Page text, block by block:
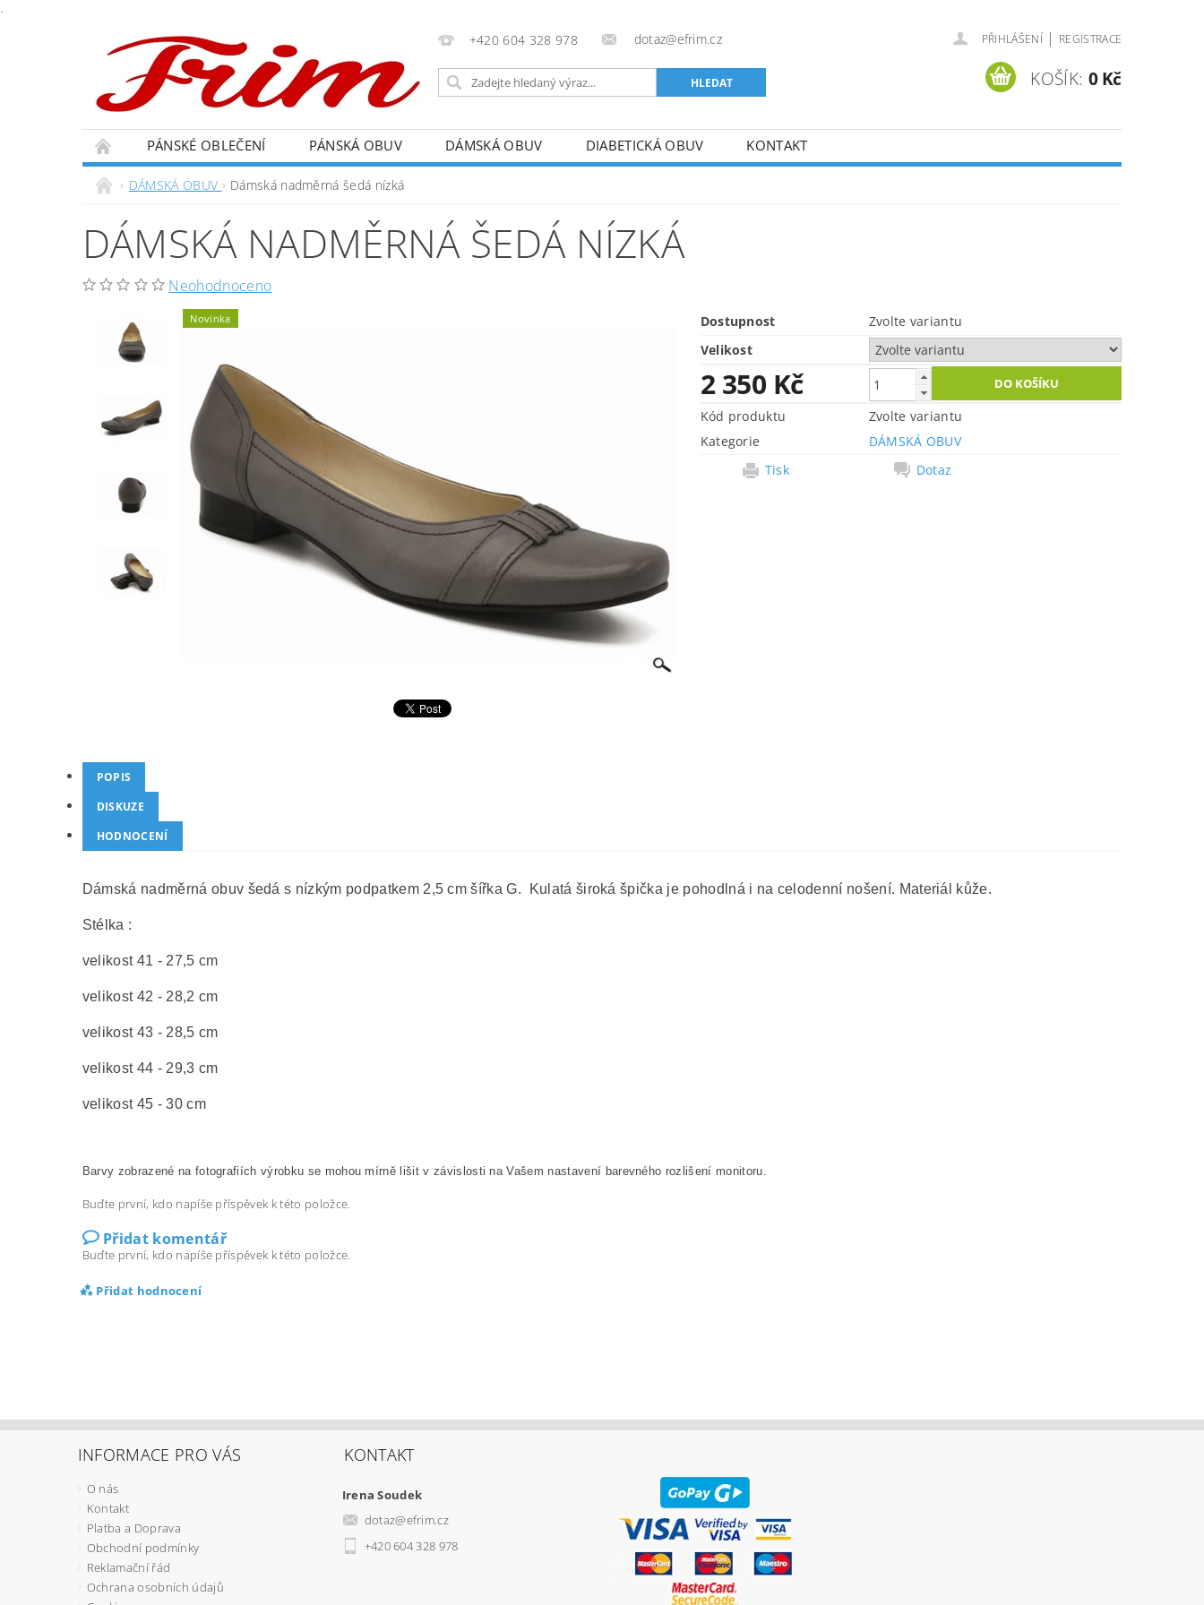
.
+420 604 328 978 dotaz@efrim.cz PŘIHLÁŠENÍ | REGISTRACE
KOŠÍK: 0 Kč
PÁNSKÉ OBLEČENÍ PÁNSKÁ OBUV DÁMSKÁ OBUV DIABETICKÁ OBUV KONTAKT
DÁMSKÁ OBUV Dámská nadměrná šedá nízká
DÁMSKÁ NADMĚRNÁ ŠEDÁ NÍZKÁ
Neohodnoceno
Novinka Dostupnost
Zvolte variantu
Velikost
2 350 Kč
Kód produktu
Zvolte variantu
Kategorie
DÁMSKÁ OBUV
Tisk
Dotaz
POPIS
DISKUZE
HODNOCENÍ
Dámská nadměrná obuv šedá s nízkým podpatkem 2,5 cm šířka G. Kulatá široká špička je pohodlná i na celodenní nošení. Materiál kůže.
Stélka :
velikost 41 - 27,5 cm
velikost 42 - 28,2 cm
velikost 43 - 28,5 cm
velikost 44 - 29,3 cm
velikost 45 - 30 cm
Barvy zobrazené na fotografiích výrobku se mohou mírně lišit v závislosti na Vašem nastavení barevného rozlišení monitoru.
Buďte první, kdo napíše příspěvek k této položce.
Přidat komentář
Buďte první, kdo napíše příspěvek k této položce.
Přidat hodnocení
INFORMACE PRO VÁS
O nás
Kontakt
Platba a Doprava
Obchodní podmínky
Reklamační řád
Ochrana osobních údajů
KONTAKT
Irena Soudek
dotaz@efrim.cz
+420 604 328 978